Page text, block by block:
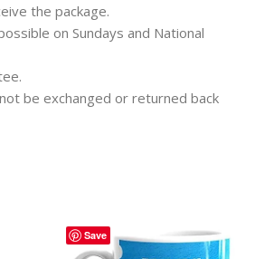
the package.
on Sundays and National
be exchanged or returned back
Save